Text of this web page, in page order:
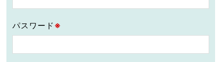
パスワード ※